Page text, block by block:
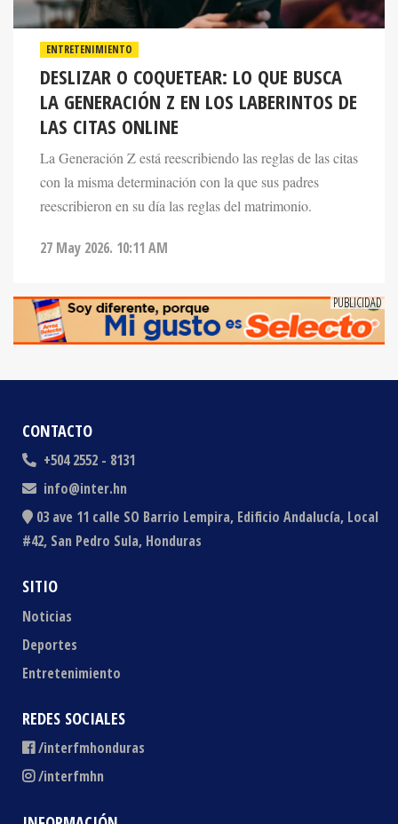
ENTRETENIMIENTO
DESLIZAR O COQUETEAR: LO QUE BUSCA
LA GENERACIÓN Z EN LOS LABERINTOS DE
LAS CITAS ONLINE
La Generación Z está reescribiendo las reglas de las citas
con la misma determinación con la que sus padres
reescribieron en su día las reglas del matrimonio.
27 May 2026. 10:11 AM
CONTACTO
+504 2552 - 8131
info@inter.hn
03 ave 11 calle SO Barrio Lempira, Edificio Andalucía, Local
#42, San Pedro Sula, Honduras
SITIO
Noticias
Deportes
Entretenimiento
REDES SOCIALES
/interfmhonduras
/interfmhn